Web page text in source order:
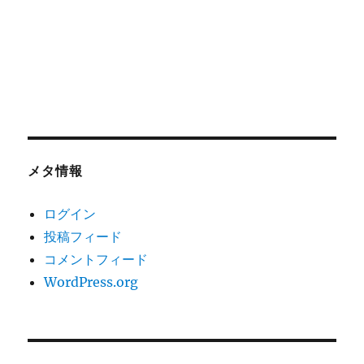
メタ情報
ログイン
投稿フィード
コメントフィード
WordPress.org